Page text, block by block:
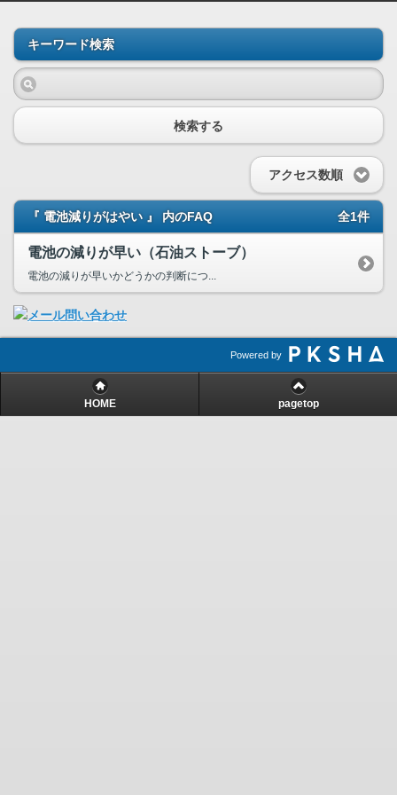
キーワード検索
検索する
アクセス数順
『 電池減りがはやい 』 内のFAQ 全1件
電池の減りが早い（石油ストーブ）
電池の減りが早いかどうかの判断につ...
Powered by
HOME pagetop